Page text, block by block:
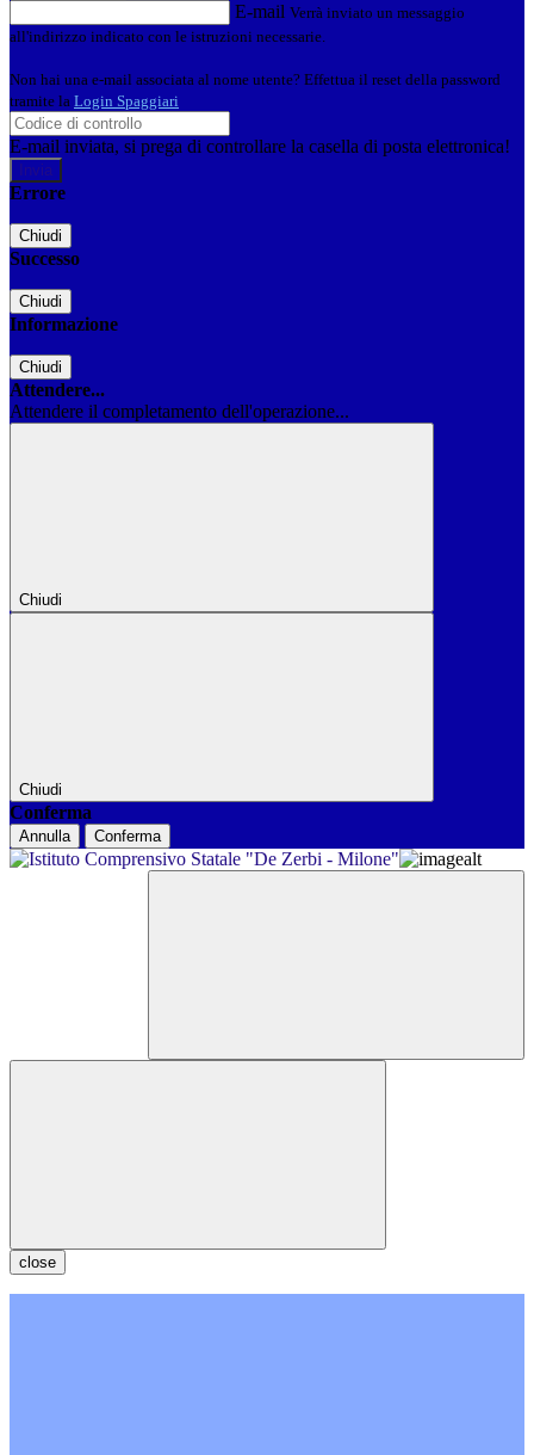
E-mail Verrà inviato un messaggio
all'indirizzo indicato con le istruzioni necessarie.
Non hai una e-mail associata al nome utente? Effettua il reset della password
tramite la Login Spaggiari
E-mail inviata, si prega di controllare la casella di posta elettronica!
Errore
Chiudi
Successo
Chiudi
Informazione
Chiudi
Attendere...
Attendere il completamento dell'operazione...
Chiudi
Chiudi
Conferma
Annulla Conferma
close